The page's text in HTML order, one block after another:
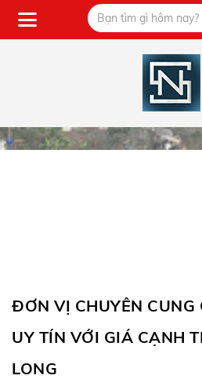
ĐƠN VỊ CHUYÊN
UY TÍN VỚI GIÁ CẠNH
LONG